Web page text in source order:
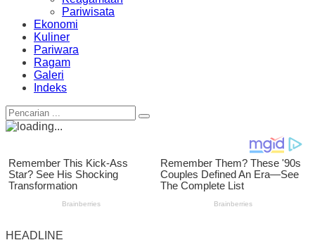
Pariwisata
Ekonomi
Kuliner
Pariwara
Ragam
Galeri
Indeks
HEADLINE